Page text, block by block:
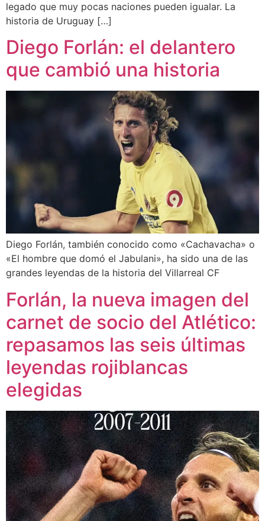
legado que muy pocas naciones pueden igualar. La
historia de Uruguay […]
Diego Forlán: el delantero
que cambió una historia
Diego Forlán, también conocido como «Cachavacha» o
«El hombre que domó el Jabulani», ha sido una de las
grandes leyendas de la historia del Villarreal CF
Forlán, la nueva imagen del
carnet de socio del Atlético:
repasamos las seis últimas
leyendas rojiblancas
elegidas